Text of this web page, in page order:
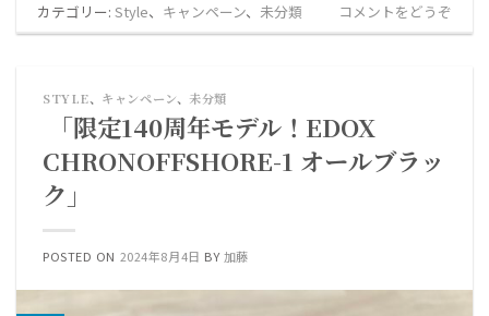
カテゴリー:Style、 キャンペーン、 未分類 コメントをどうぞ
STYLE、 キャンペーン、 未分類
「限定140周年モデル！EDOX
CHRONOFFSHORE-1 オールブラッ
ク」
POSTED ON 2024年8月4日 BY加藤